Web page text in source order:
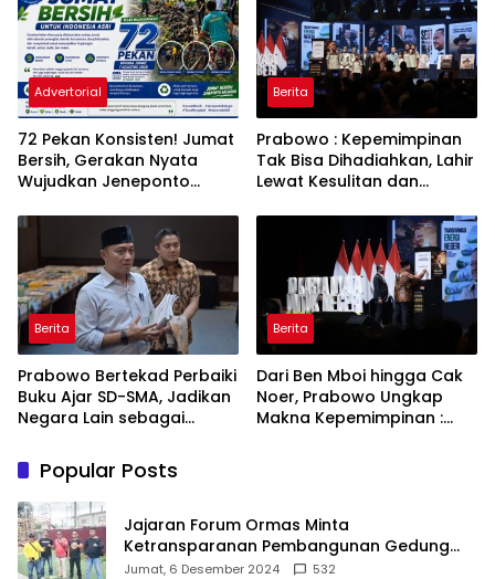
Advertorial
72 Pekan Konsisten! Jumat
Bersih, Gerakan Nyata
Wujudkan Jeneponto
ASRI
Berita
Prabowo : Kepemimpinan
Tak Bisa Dihadiahkan, Lahir
Lewat Kesulitan dan
Berita
Prabowo Bertekad Perbaiki
Buku Ajar SD-SMA, Jadikan
Negara Lain sebagai
Berita
Dari Ben Mboi hingga Cak
Noer, Prabowo Ungkap
Makna Kepemimpinan :
Popular Posts
Jajaran Forum Ormas Minta
Ketransparanan Pembangunan Gedung
Damkar Di Kecamatan Cisoka
Jumat, 6 Desember 2024 532